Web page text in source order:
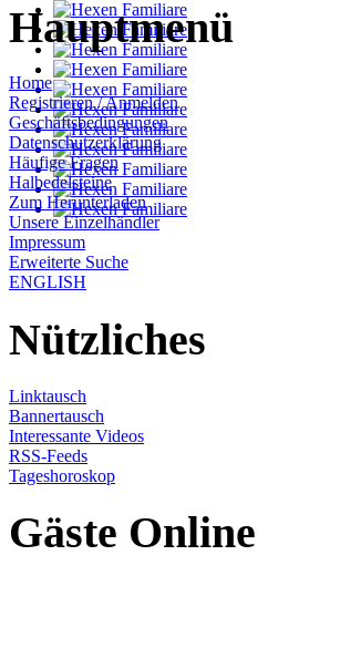
Hauptmenü
Home
Registrieren / Anmelden
Geschäftsbedingungen
Datenschutzerklärung
Häufige Fragen
Halbedelsteine
Zum Herunterladen
Unsere Einzelhändler
Impressum
Erweiterte Suche
ENGLISH
Nützliches
Linktausch
Bannertausch
Interessante Videos
RSS-Feeds
Tageshoroskop
Gäste Online